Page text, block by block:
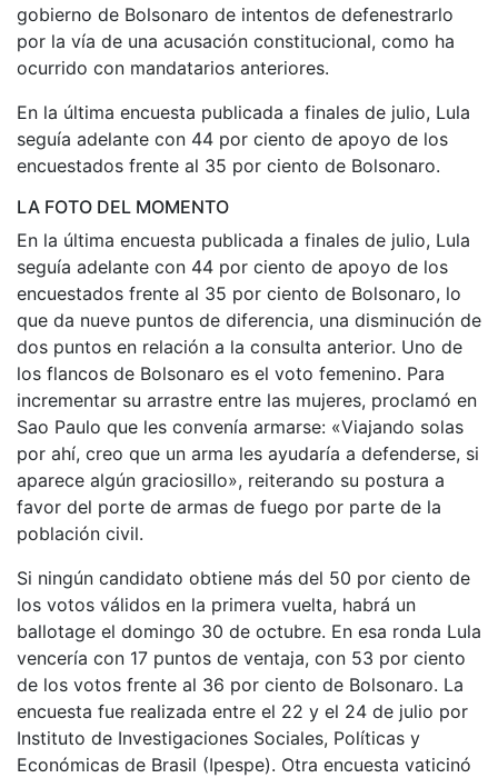
gobierno de Bolsonaro de intentos de defenestrarlo
por la vía de una acusación constitucional, como ha
ocurrido con mandatarios anteriores.
En la última encuesta publicada a finales de julio, Lula
seguía adelante con 44 por ciento de apoyo de los
encuestados frente al 35 por ciento de Bolsonaro.
LA FOTO DEL MOMENTO
En la última encuesta publicada a finales de julio, Lula
seguía adelante con 44 por ciento de apoyo de los
encuestados frente al 35 por ciento de Bolsonaro, lo
que da nueve puntos de diferencia, una disminución de
dos puntos en relación a la consulta anterior. Uno de
los flancos de Bolsonaro es el voto femenino. Para
incrementar su arrastre entre las mujeres, proclamó en
Sao Paulo que les convenía armarse: «Viajando solas
por ahí, creo que un arma les ayudaría a defenderse, si
aparece algún graciosillo», reiterando su postura a
favor del porte de armas de fuego por parte de la
población civil.
Si ningún candidato obtiene más del 50 por ciento de
los votos válidos en la primera vuelta, habrá un
ballotage el domingo 30 de octubre. En esa ronda Lula
vencería con 17 puntos de ventaja, con 53 por ciento
de los votos frente al 36 por ciento de Bolsonaro. La
encuesta fue realizada entre el 22 y el 24 de julio por
Instituto de Investigaciones Sociales, Políticas y
Económicas de Brasil (Ipespe). Otra encuesta vaticinó